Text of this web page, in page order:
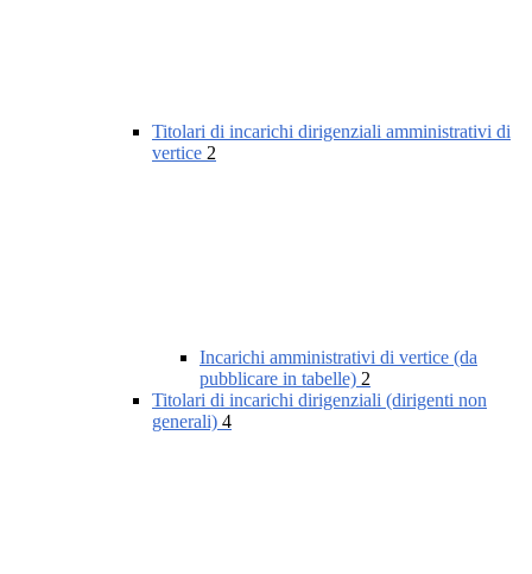
Titolari di incarichi dirigenziali amministrativi di
vertice 2
Incarichi amministrativi di vertice (da
pubblicare in tabelle) 2
Titolari di incarichi dirigenziali (dirigenti non
generali) 4